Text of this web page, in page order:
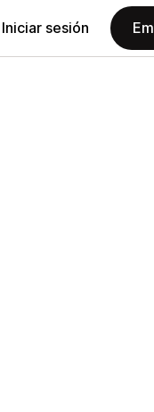
Iniciar sesión